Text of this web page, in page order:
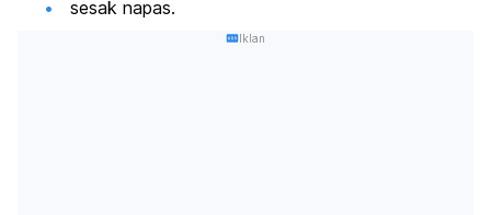
sesak napas.
Iklan